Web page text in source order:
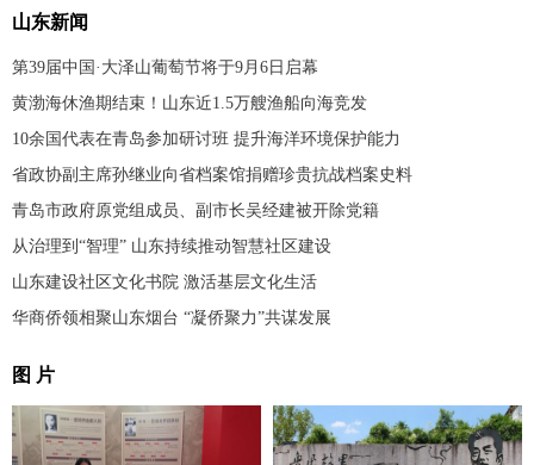
山东新闻
第39届中国·大泽山葡萄节将于9月6日启幕
黄渤海休渔期结束！山东近1.5万艘渔船向海竞发
10余国代表在青岛参加研讨班 提升海洋环境保护能力
省政协副主席孙继业向省档案馆捐赠珍贵抗战档案史料
青岛市政府原党组成员、副市长吴经建被开除党籍
从治理到“智理” 山东持续推动智慧社区建设
山东建设社区文化书院 激活基层文化生活
华商侨领相聚山东烟台 “凝侨聚力”共谋发展
图 片